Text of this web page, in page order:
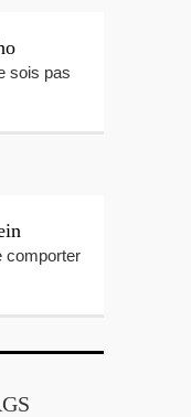
sois pas
comporter